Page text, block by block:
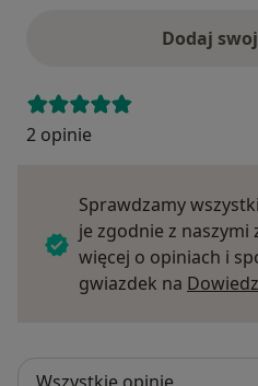
Dodaj
2 opinie
Sprawdzamy
je zgodnie z naszymi
więcej o opiniach i
gwiazdek na